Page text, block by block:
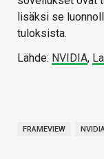
lisäksi se
tuloksista.
Lähde: NVIDIA,
FRAMEVIEW